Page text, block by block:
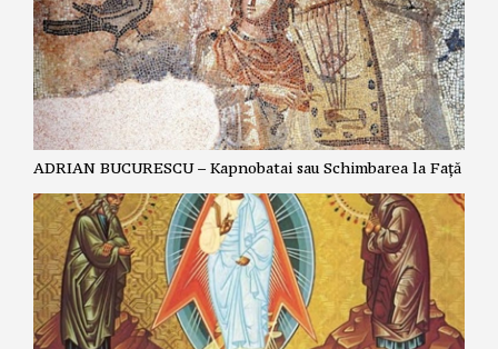
ADRIAN BUCURESCU – Kapnobatai sau Schimbarea la Față